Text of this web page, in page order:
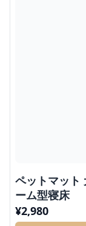
ペットマット
ーム型寝床
¥2,980